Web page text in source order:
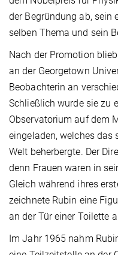
der Begründung ab, sein
selben Thema und sein
Nach der Promotion
an der Georgetown
Beobachterin an
Schließlich wurde sie zu
Observatorium auf dem
eingeladen, welches das
Welt beherbergte. Der
denn Frauen waren in
Gleich während ihres
zeichnete Rubin eine
an der Tür einer Toilette
Im Jahr 1965 nahm